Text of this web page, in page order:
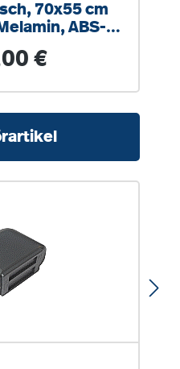
70x55 cm
ABS-
Preis:
€